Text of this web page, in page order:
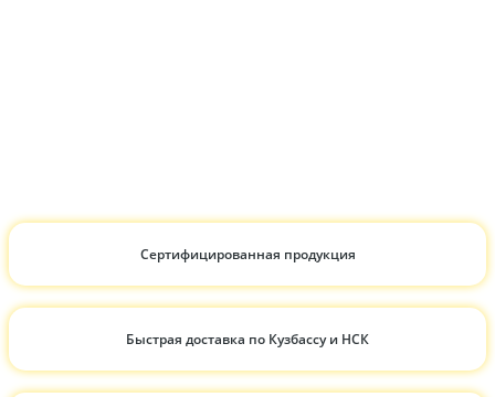
Сертифицированная продукция
Быстрая доставка по Кузбассу и НСК